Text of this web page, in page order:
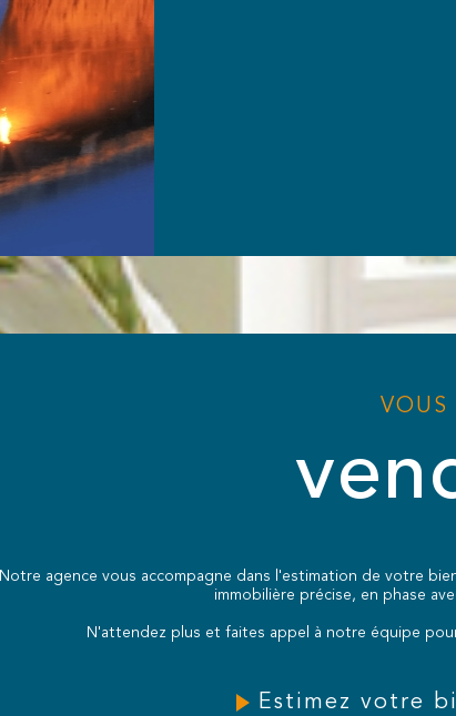
Notre agence vous accompagne dans l'estimation de votre
immobilière précise, en phase
N'attendez plus et faites appel à notre équipe
Estimez votre